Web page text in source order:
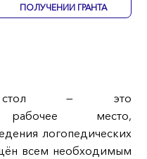
ПОЛУЧЕНИИ ГРАНТА
стол — это
рабочее место,
логопедических
всем необходимым